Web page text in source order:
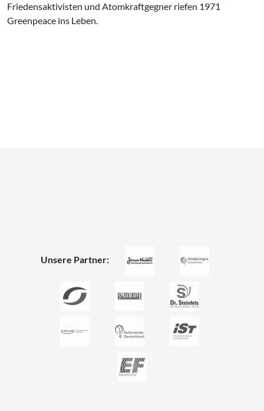
Friedensaktivisten und Atomkraftgegner riefen 1971
Greenpeace ins Leben.
Unsere Partner: